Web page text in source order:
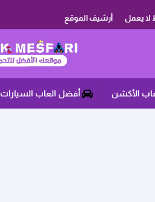
لا يعمل أرشيف الموقع
الأكشن أفضل العاب السيارات